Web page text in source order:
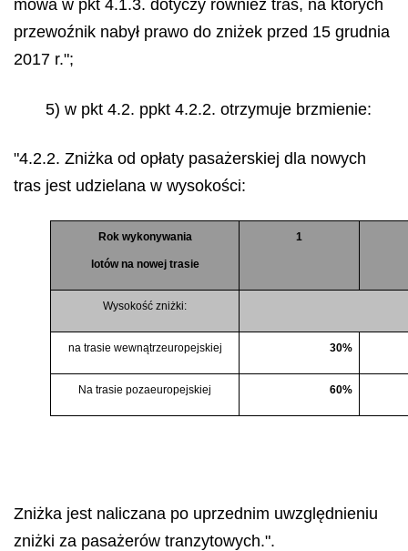
mowa w pkt 4.1.3. dotyczy również tras, na których
przewoźnik nabył prawo do zniżek przed 15 grudnia
2017 r.";
5) w pkt 4.2. ppkt 4.2.2. otrzymuje brzmienie:
"4.2.2. Zniżka od opłaty pasażerskiej dla nowych
tras jest udzielana w wysokości:
Rok wykonywania
lotów na nowej trasie
1
Wysokość zniżki:
na trasie wewnątrzeuropejskiej 30%
Na trasie pozaeuropejskiej 60%
Zniżka jest naliczana po uprzednim uwzględnieniu
zniżki za pasażerów tranzytowych.".